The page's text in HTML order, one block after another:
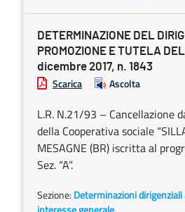
DETERMINAZIONE DEL
PROMOZIONE E TUTELA
dicembre 2017, n. 1843
Scarica Ascolta
L.R. N.21/93 – Cancellazione
della Cooperativa sociale
MESAGNE (BR) iscritta al
Sez. “A”.
Sezione: Determinazioni